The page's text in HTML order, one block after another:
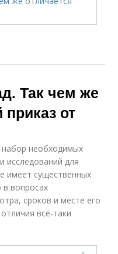
Так чем же
от
набор необходимых
исследований для
имеет существенных
в вопросах
сроков и месте его
всё-таки